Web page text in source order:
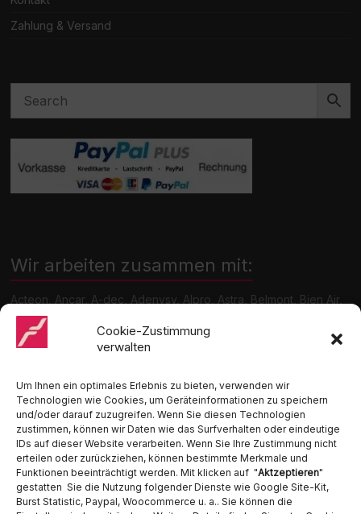
Cookie-Zustimmung
verwalten
Um Ihnen ein optimales Erlebnis zu bieten, verwenden wir
Technologien wie Cookies, um Geräteinformationen zu speichern
und/oder darauf zuzugreifen. Wenn Sie diesen Technologien
zustimmen, können wir Daten wie das Surfverhalten oder eindeutige
IDs auf dieser Website verarbeiten. Wenn Sie Ihre Zustimmung nicht
erteilen oder zurückziehen, können bestimmte Merkmale und
Funktionen beeinträchtigt werden. Mit klicken auf "Aktzeptieren"
gestatten Sie die Nutzung folgender Dienste wie Google Site-Kit,
Burst Statistic, Paypal, Woocommerce u. a.. Sie können die
Zahlung & Versand
Wir arbeiten zusammen mit:
Acteon, Ancar, A-dec, Adenysy, Alpro, Astra, Belmont, Bien Air,
Cattani, Chirana, DCI, Dürr, ETI, Euronda, Faro, Gcomm, KaVo,
Medentex, Melag, Midmark, Metasys, MK-Dent, NSK, Ophardt
Hygiene, Ritter, Satelec, Scican, TKD, Velopex, u.v.m
Ambident GmbH